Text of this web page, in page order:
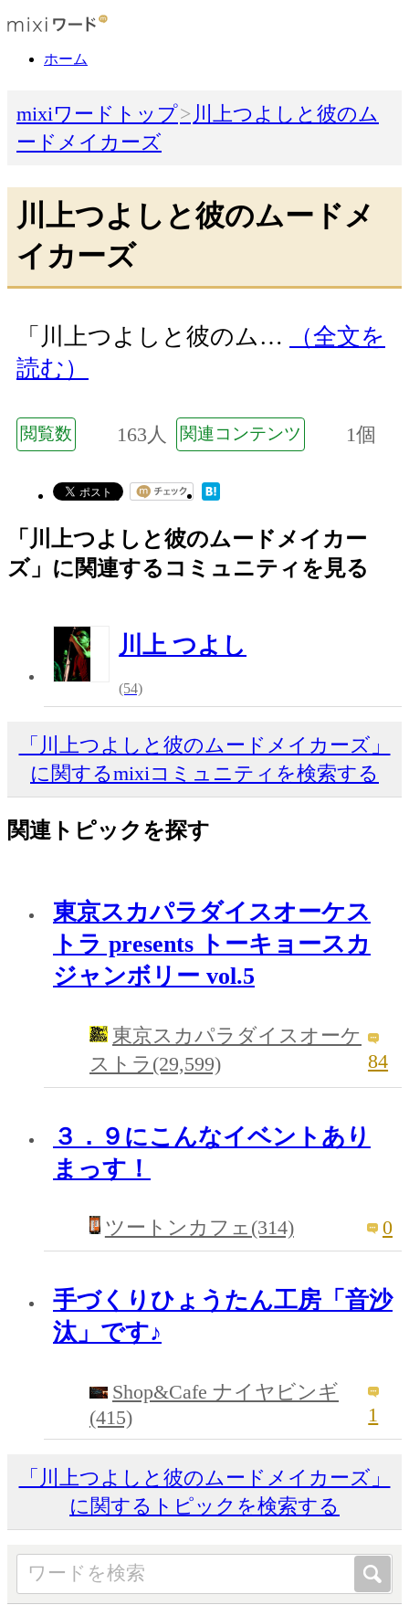
ホーム
mixiワードトップ
川上つよしと彼のム
ードメイカーズ
川上つよしと彼のムードメ
イカーズ
「川上つよしと彼のム…
（全文を
読む）
閲覧数 163人 関連コンテンツ 1個
「川上つよしと彼のムードメイカー
ズ」に関連するコミュニティを見る
川上 つよし
(54)
「川上つよしと彼のムードメイカーズ」
に関するmixiコミュニティを検索する
関連トピックを探す
東京スカパラダイスオーケス
トラ presents トーキョースカ
ジャンボリー vol.5
東京スカパラダイスオーケ
ストラ(29,599)
84
３．９にこんなイベントあり
まっす！
ツートンカフェ(314) 0
手づくりひょうたん工房「音沙
汰」です♪
Shop&Cafe ナイヤビンギ
(415)
1
「川上つよしと彼のムードメイカーズ」
に関するトピックを検索する